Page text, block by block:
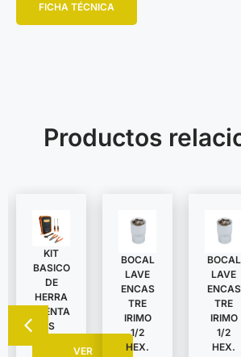
FICHA TÉCNICA
Productos
KIT
BASICO
DE
HERRA
MIENTA
S
VER
BOCAL
LAVE
ENCAS
TRE
IRIMO
1/2
HEX.
BOCAL
LAVE
ENCAS
TRE
IRIMO
1/2
HEX.